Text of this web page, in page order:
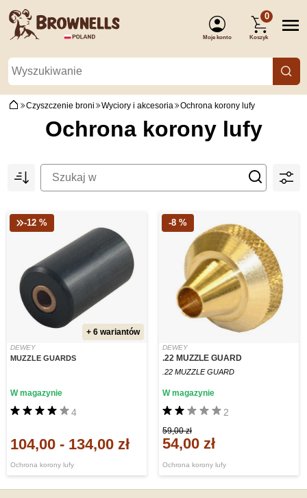
Moje konto
0
Koszyk
Czyszczenie broni Wyciory i akcesoria Ochrona korony lufy
Ochrona korony lufy
-12 %
+ 6 wariantów
DEWEY
MUZZLE GUARDS
Ochrona korony lufy
4
W magazynie
104,00 - 134,00 zł
-8 %
DEWEY
.22 MUZZLE GUARD
.22 MUZZLE GUARD
Ochrona korony lufy
2
W magazynie
59,00 zł
54,00 zł